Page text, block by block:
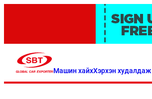
Машин хайхХэрхэн худалдаж